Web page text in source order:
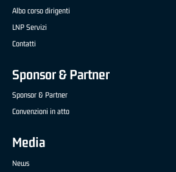
Albo corso dirigenti
LNP Servizi
Contatti
Sponsor & Partner
Sponsor & Partner
Convenzioni in atto
Media
News